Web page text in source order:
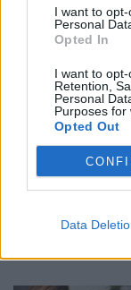
I want to
Personal
Opted In
I want to opt-
Retention,
Personal
Purposes for
Opted Out
Data
Gusht 2026/
shenjat më me
shtatë bisedat
shihte njerëzit